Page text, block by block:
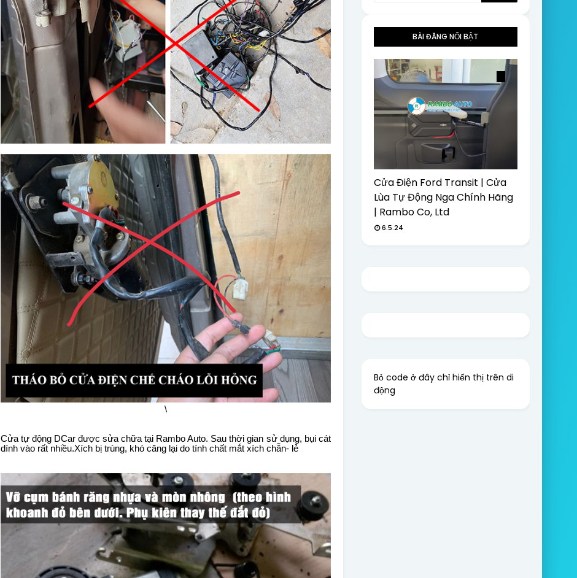
\
Cửa tự động DCar được sửa chữa tại Rambo Auto. Sau thời gian sử dụng, bụi cát
dính vào rất nhiều.Xích bị trùng, khó căng lại do tính chất mắt xích chẵn- lẻ
BÀI ĐĂNG NỔI BẬT
Cửa Điện Ford Transit | Cửa
Lùa Tự Động Nga Chính Hãng
| Rambo Co, Ltd
6.5.24
Bỏ code ở đây chỉ hiển thị trên di
động